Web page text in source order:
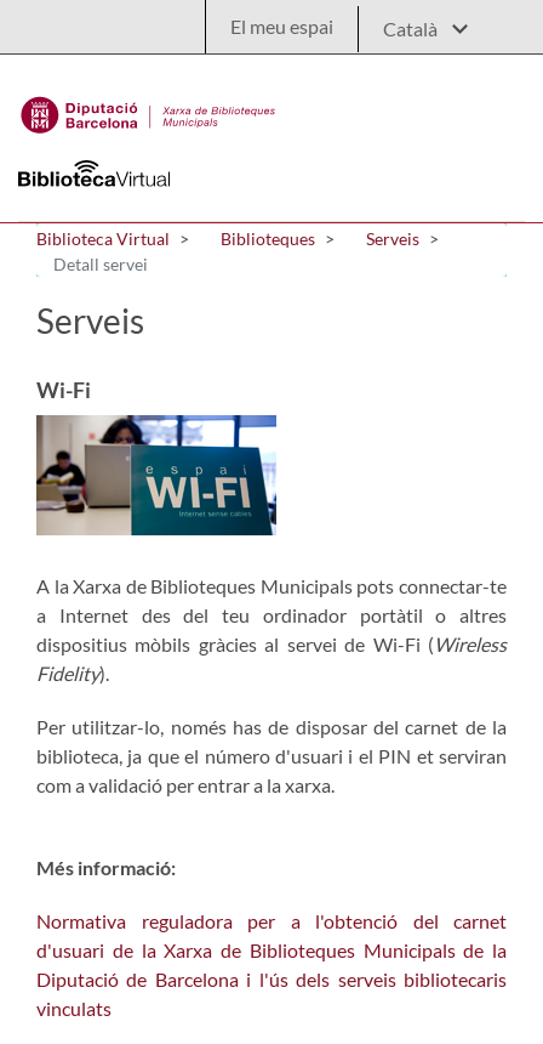
El meu espai
Biblioteca Virtual Biblioteques
Serveis
Detall servei
Serveis
Wi-Fi
A la Xarxa de Biblioteques Municipals pots connectar-te
a Internet des del teu ordinador portàtil o altres
dispositius mòbils gràcies al servei de Wi-Fi ( Wireless
Fidelity).
Per utilitzar-lo, només has de disposar del carnet de la
biblioteca, ja que el número d'usuari i el PIN et serviran
com a validació per entrar a la xarxa.
Més informació:
Normativa reguladora per a l'obtenció del carnet
d'usuari de la Xarxa de Biblioteques Municipals de la
Diputació de Barcelona i l'ús dels serveis bibliotecaris
vinculats